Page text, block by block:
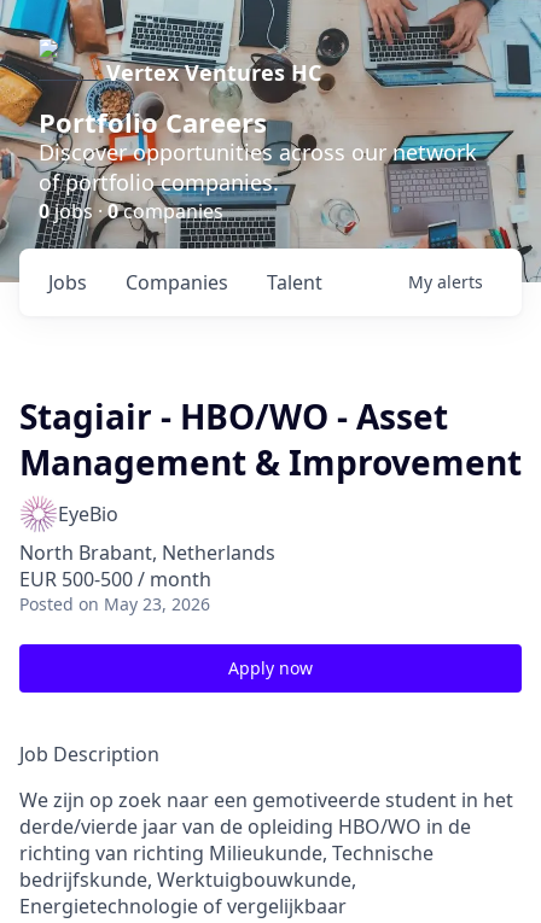
Vertex Ventures HC
Portfolio Careers
Discover opportunities across our network
of portfolio companies.
0jobs ·0companies
Jobs Companies Talent My alerts
Stagiair - HBO/WO - Asset
Management & Improvement
EyeBio
North Brabant, Netherlands
EUR 500-500 / month
Posted on May 23, 2026
Apply now
Job Description
We zijn op zoek naar een gemotiveerde student in het
derde/vierde jaar van de opleiding HBO/WO in de
richting van richting Milieukunde, Technische
bedrijfskunde, Werktuigbouwkunde,
Energietechnologie of vergelijkbaar